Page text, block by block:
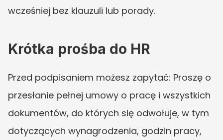
wcześniej bez klauzuli lub porady.
Krótka prośba do HR
Przed podpisaniem możesz zapytać: Proszę o
przesłanie pełnej umowy o pracę i wszystkich
dokumentów, do których się odwołuje, w tym
dotyczących wynagrodzenia, godzin pracy,